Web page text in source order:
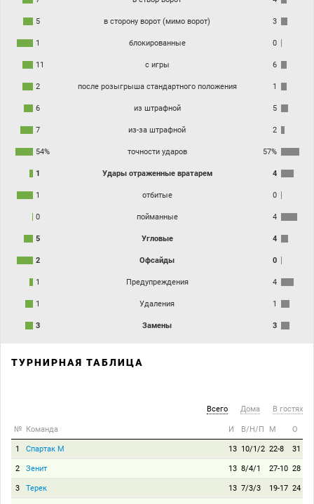
5 в сторону ворот (мимо ворот) 3
1 блокированные 0
11 с игры 6
2 после розыгрыша стандартного положения 1
6 из штрафной 5
7 из-за штрафной 2
54% точности ударов 57%
1 Удары отраженные вратарем 4
1 отбитые 0
0 пойманные 4
5 Угловые 4
2 Офсайды 0
1 Предупреждения 4
1 Удаления 1
3 Замены 3
ТУРНИРНАЯ ТАБЛИЦА
Всего Дома В гостях
№ Команда И В/Н/П М О
1 Спартак М 13 10/1/2 22-8 31
2 Зенит 13 8/4/1 27-10 28
3 Терек 13 7/3/3 19-17 24